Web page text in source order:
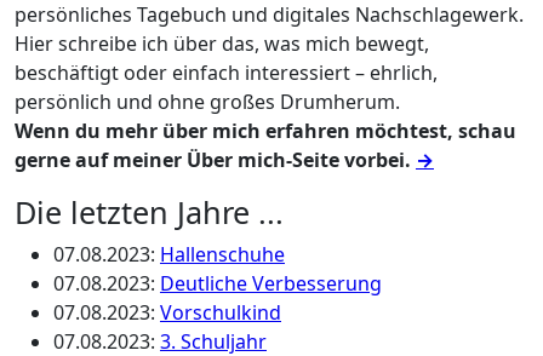
persönliches Tagebuch und digitales Nachschlagewerk.
Hier schreibe ich über das, was mich bewegt,
beschäftigt oder einfach interessiert – ehrlich,
persönlich und ohne großes Drumherum.
Wenn du mehr über mich erfahren möchtest, schau
gerne auf meiner Über mich-Seite vorbei. →
Die letzten Jahre ...
07.08.2023: Hallenschuhe
07.08.2023: Deutliche Verbesserung
07.08.2023: Vorschulkind
07.08.2023: 3. Schuljahr